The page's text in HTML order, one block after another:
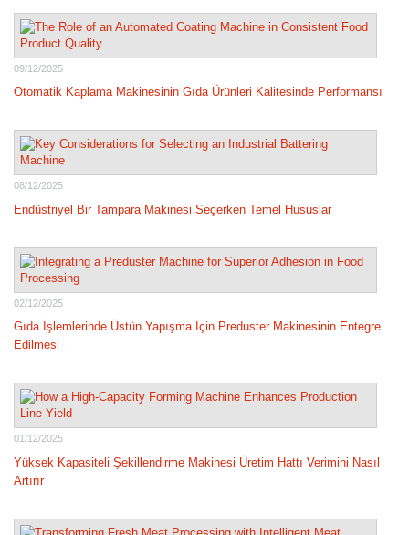
09/12/2025
Otomatik Kaplama Makinesinin Gıda Ürünleri Kalitesinde Performansı
08/12/2025
Endüstriyel Bir Tampara Makinesi Seçerken Temel Hususlar
02/12/2025
Gıda İşlemlerinde Üstün Yapışma Için Preduster Makinesinin Entegre
Edilmesi
01/12/2025
Yüksek Kapasiteli Şekillendirme Makinesi Üretim Hattı Verimini Nasıl
Artırır